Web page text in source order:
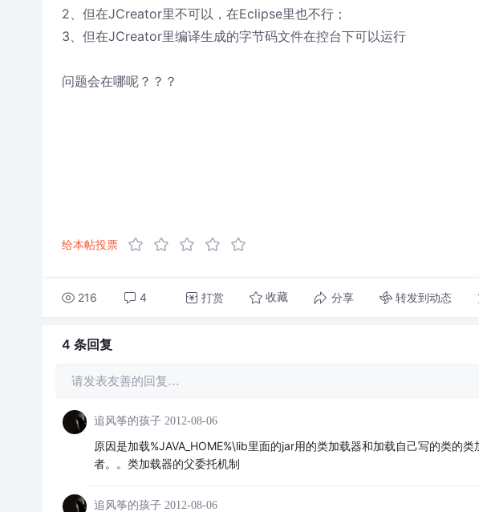
2、但在JCreator里不可以，在Eclipse里也不行；
3、但在JCreator里编译生成的字节码文件在控台下可以运行
问题会在哪呢？？？
给本帖投票
216 4 打赏 收藏 分享 转发到动态
4 条回复
请发表友善的回复…
追风筝的孩子 2012-08-06
原因是加载%JAVA_HOME%\lib里面的jar用的类加载器和加载自己写的类的
者。。类加载器的父委托机制
追风筝的孩子 2012-08-06